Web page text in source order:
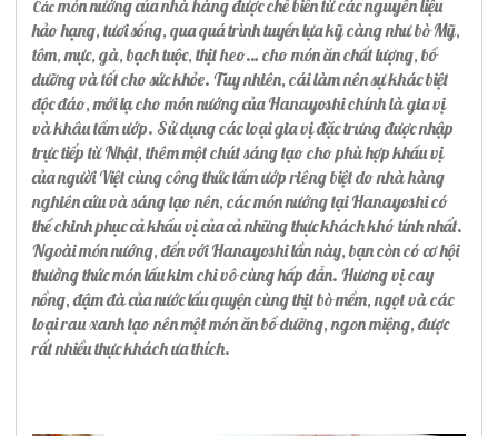
Cácmón nướng của nhà hàng được chế biến từ các nguyên liệu
hảo hạng, tươi sống, qua quá trình tuyển lựa kỹ càng như bò Mỹ,
tôm, mực, gà, bạch tuộc, thịt heo… cho món ăn chất lượng, bổ
dưỡng và tốt cho sức khỏe. Tuy nhiên, cái làm nên sự khác biệt
độc đáo, mới lạ cho món nướng của Hanayoshi chính là gia vị
và khâu tẩm ướp. Sử dụng các loại gia vị đặc trưng được nhập
trực tiếp từ Nhật, thêm một chút sáng tạo cho phù hợp khẩu vị
của người Việt cùng công thức tẩm ướp riêng biệt do nhà hàng
nghiên cứu và sáng tạo nên, các món nướng tại Hanayoshi có
thể chinh phục cả khẩu vị của cả những thực khách khó tính nhất.
Ngoài món nướng, đến với Hanayoshi lần này, bạn còn có cơ hội
thưởng thức món lẩu kim chi vô cùng hấp dẫn. Hương vị cay
nồng, đậm đà của nước lẩu quyện cùng thịt bò mềm, ngọt và các
loại rau xanh tạo nên một món ăn bổ dưỡng, ngon miệng, được
rất nhiều thực khách ưa thích.